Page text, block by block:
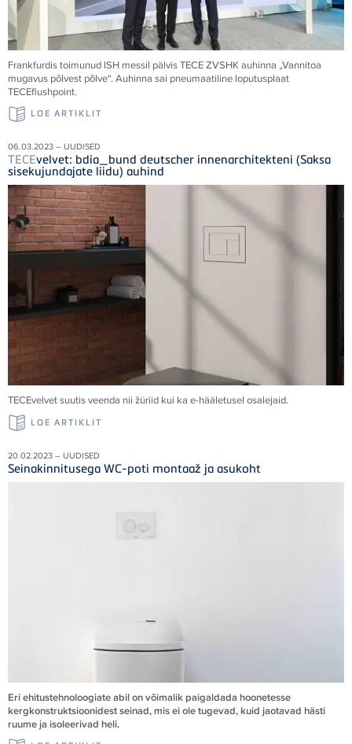
Frankfurdis toimunud ISH messil pälvisTECEZVSHK auhinna „Vannitoa
mugavus põlvest põlve“. Auhinna sai pneumaatiline loputusplaat
TECEflushpoint.
LOE ARTIKLIT
06.03.2023 – UUDISED
TECEvelvet: bdia_bund deutscher innenarchitekteni (Saksa
sisekujundajate liidu) auhind
TECEvelvet suutis veenda nii žüriid kui ka e-hääletusel osalejaid.
LOE ARTIKLIT
20.02.2023 – UUDISED
Seinakinnitusega WC-poti montaaž ja asukoht
Eri ehitustehnoloogiate abil on võimalik paigaldada hoonetesse
kergkonstruktsioonidest seinad, mis ei ole tugevad, kuid jaotavad hästi
ruume ja isoleerivad heli.